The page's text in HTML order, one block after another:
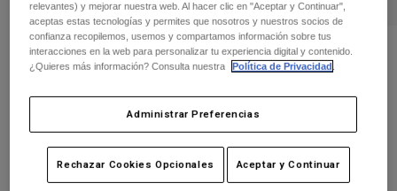
Protecciones
Gafas de protección
Accesorios
Calcetines
Mochilas y accesorios
Recambios
Chaquetas
Pantalones
Camisas
Ver todo
Niños
Cascos
Camisetas
Pantalones
Guantes
Gafas de Protección
Opiniones
Guantes Ranger
29,99 €
relevantes) y mejorar nuestra web. Al hacer clic en "Aceptar y Continuar",
aceptas estas tecnologías y permites que nosotros y nuestros socios de
confianza recopilemos, usemos y compartamos información sobre tus
interacciones en la web para personalizar tu experiencia digital y contenido.
¿Quieres más información? Consulta nuestra
Política de Privacidad
Administrar Preferencias
Rechazar Cookies Opcionales Aceptar y Continuar